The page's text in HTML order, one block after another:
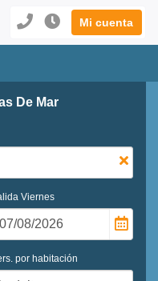
Mi cuenta
De Mar
Viernes
por habitación